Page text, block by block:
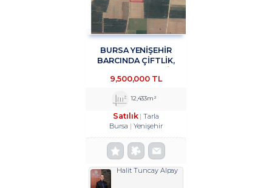
BURSA YENİŞEHİR
BARCINDA ÇİFTLİK,
TESİSİNE UYGUN 12433
TROYKADAN
9,500,000 TL
12,433m²
Satılık
Tarla
Bursa
Yenişehir
Halit Tuncay Alpay